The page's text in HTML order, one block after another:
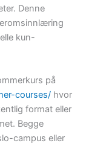
Denne
kun-
på
courses/ hvor
format eller
Begge
campus eller